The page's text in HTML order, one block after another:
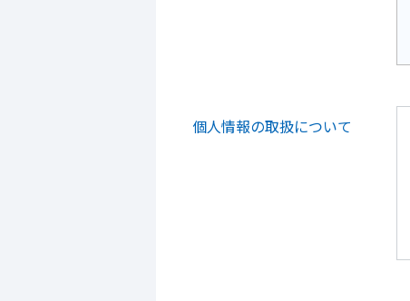
個人情報の取扱について